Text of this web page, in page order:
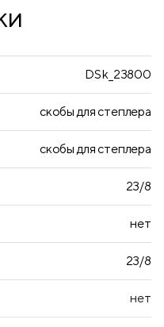
листов: до 50
DSk_23800
скобы для степлера
скобы для степлера
23/8
нет
23/8
нет